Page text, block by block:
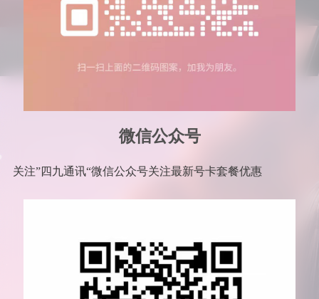
微信公众号
关注”四九通讯“微信公众号关注最新号卡套餐优惠